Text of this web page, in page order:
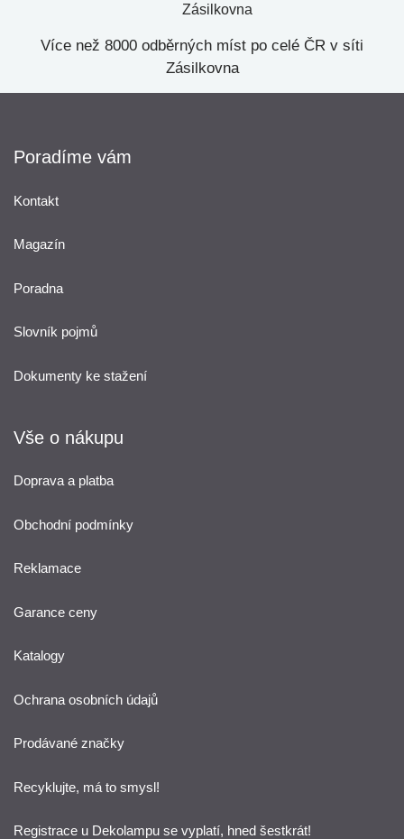
Více než 8000 odběrných míst po celé ČR v síti
Zásilkovna
Poradíme vám
Kontakt
Magazín
Poradna
Slovník pojmů
Dokumenty ke stažení
Vše o nákupu
Doprava a platba
Obchodní podmínky
Reklamace
Garance ceny
Katalogy
Ochrana osobních údajů
Prodávané značky
Recyklujte, má to smysl!
Registrace u Dekolampu se vyplatí, hned šestkrát!